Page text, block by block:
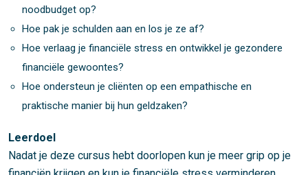
noodbudget op?
Hoe pak je schulden aan en los je ze af?
Hoe verlaag je financiële stress en ontwikkel je gezondere
financiële gewoontes?
Hoe ondersteun je cliënten op een empathische en
praktische manier bij hun geldzaken?
Leerdoel
Nadat je deze cursus hebt doorlopen kun je meer grip op je